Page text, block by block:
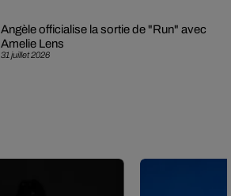
31 juillet 2026
Angèle officialise la sortie de "Run" avec
Amelie Lens